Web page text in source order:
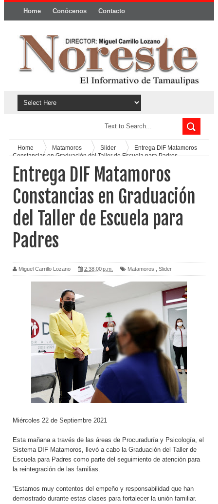
Home Conócenos Contacto
Home Matamoros Slider
Entrega DIF Matamoros
Constancias en Graduación del Taller de Escuela para Padres
Entrega DIF Matamoros
Constancias en Graduación
del Taller de Escuela para
Padres
Miguel Carrillo Lozano 2:38:00 p.m. Matamoros Slider
Miércoles 22 de Septiembre 2021
Esta mañana a través de las áreas de Procuraduría y Psicología, el
Sistema DIF Matamoros, llevó a cabo la Graduación del Taller de
Escuela para Padres como parte del seguimiento de atención para
la reintegración de las familias.
“Estamos muy contentos del empeño y responsabilidad que han
demostrado durante estas clases para fortalecer la unión familiar.